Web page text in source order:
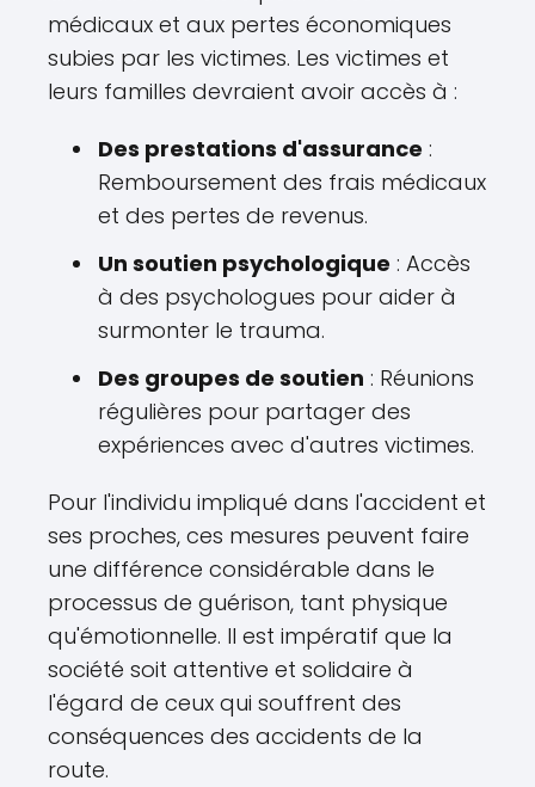
médicaux et aux pertes économiques
subies par les victimes. Les victimes et
leurs familles devraient avoir accès à :
Des prestations d'assurance :
Remboursement des frais médicaux
et des pertes de revenus.
Un soutien psychologique : Accès
à des psychologues pour aider à
surmonter le trauma.
Des groupes de soutien : Réunions
régulières pour partager des
expériences avec d'autres victimes.
Pour l'individu impliqué dans l'accident et
ses proches, ces mesures peuvent faire
une différence considérable dans le
processus de guérison, tant physique
qu'émotionnelle. Il est impératif que la
société soit attentive et solidaire à
l'égard de ceux qui souffrent des
conséquences des accidents de la
route.